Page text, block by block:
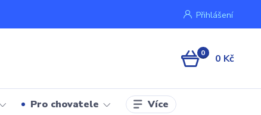
Přihlášení
0 0 Kč
Pro chovatele Více